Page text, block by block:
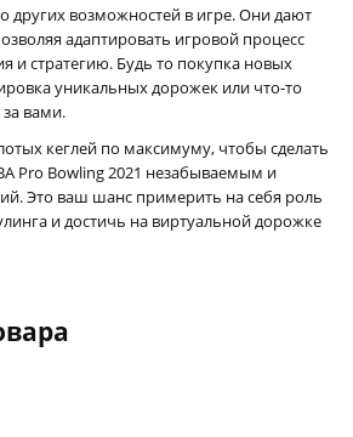
других возможностей в игре. Они дают
адаптировать игровой процесс
и стратегию. Будь то покупка новых
уникальных дорожек или что-то
вами.
кеглей по максимуму, чтобы сделать
Pro Bowling 2021 незабываемым и
Это ваш шанс примерить на себя роль
и достичь на виртуальной дорожке